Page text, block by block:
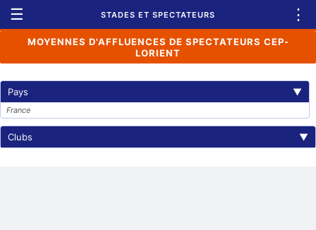
☰ STADES ET SPECTATEURS ⋮
MOYENNES D'AFFLUENCES DE SPECTATEURS CEP-
LORIENT
Pays ▼
France
Clubs ▼